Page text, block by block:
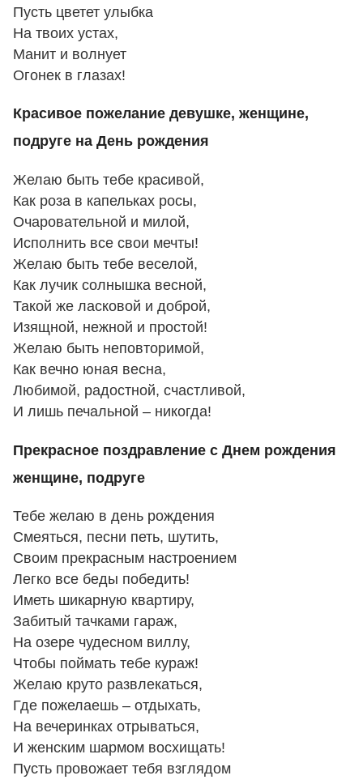
Пусть цветет улыбка
На твоих устах,
Манит и волнует
Огонек в глазах!
Красивое пожелание девушке, женщине,
подруге на День рождения
Желаю быть тебе красивой,
Как роза в капельках росы,
Очаровательной и милой,
Исполнить все свои мечты!
Желаю быть тебе веселой,
Как лучик солнышка весной,
Такой же ласковой и доброй,
Изящной, нежной и простой!
Желаю быть неповторимой,
Как вечно юная весна,
Любимой, радостной, счастливой,
И лишь печальной – никогда!
Прекрасное поздравление с Днем рождения
женщине, подруге
Тебе желаю в день рождения
Смеяться, песни петь, шутить,
Своим прекрасным настроением
Легко все беды победить!
Иметь шикарную квартиру,
Забитый тачками гараж,
На озере чудесном виллу,
Чтобы поймать тебе кураж!
Желаю круто развлекаться,
Где пожелаешь – отдыхать,
На вечеринках отрываться,
И женским шармом восхищать!
Пусть провожает тебя взглядом